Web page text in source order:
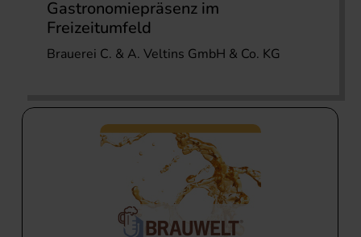
Gastronomiepräsenz im
Freizeitumfeld
Brauerei C. & A. Veltins GmbH & Co. KG